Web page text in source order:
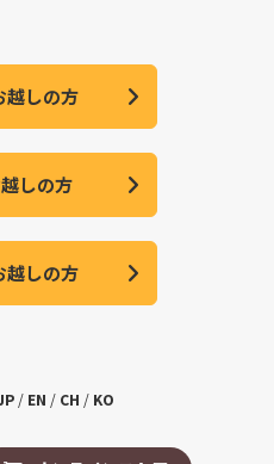
越しの方
しの方
越しの方
EN CH KO